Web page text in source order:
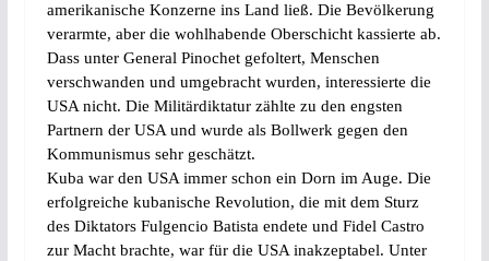
amerikanische Konzerne ins Land ließ. Die Bevölkerung
verarmte, aber die wohlhabende Oberschicht kassierte ab.
Dass unter General Pinochet gefoltert, Menschen
verschwanden und umgebracht wurden, interessierte die
USA nicht. Die Militärdiktatur zählte zu den engsten
Partnern der USA und wurde als Bollwerk gegen den
Kommunismus sehr geschätzt.
Kuba war den USA immer schon ein Dorn im Auge. Die
erfolgreiche kubanische Revolution, die mit dem Sturz
des Diktators Fulgencio Batista endete und Fidel Castro
zur Macht brachte, war für die USA inakzeptabel. Unter